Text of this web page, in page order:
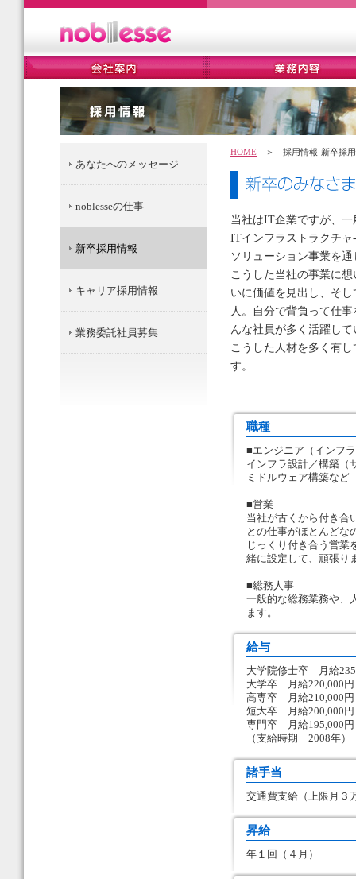
HOME ＞ 採用情報-新卒採用
当社はIT企業ですが、
ITインフラストラクチ
ソリューション事業を
こうした当社の事業に
いに価値を見出し、そ
人。自分で背負って仕
んな社員が多く活躍して
こうした人材を多く有
す。
職種
■エンジニア（イン
インフラ設計／構築（
ミドルウェア構築など
■営業
当社が古くから付き合
との仕事がほとんどな
じっくり付き合う営業
緒に設定して、頑張り
■総務人事
一般的な総務業務や、
ます。
給与
大学院修士卒 月給
大学卒 月給220,000円
高専卒 月給210,000円
短大卒 月給200,000円
専門卒 月給195,000円
（支給時期 2008年）
諸手当
交通費支給（上限月３
昇給
年１回（４月）
あなたへのメッセージ
noblesseの仕事
新卒採用情報
キャリア採用情報
業務委託社員募集